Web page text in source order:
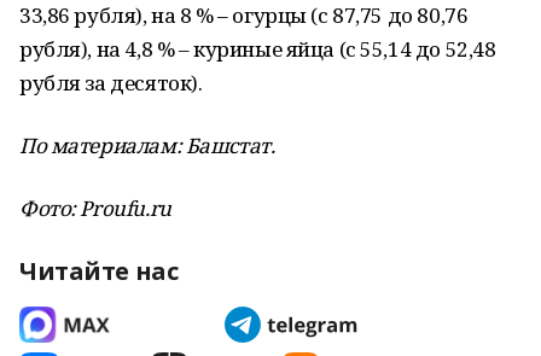
33,86 рубля), на 8 % – огурцы (с 87,75 до 80,76
рубля), на 4,8 % – куриные яйца (с 55,14 до 52,48
рубля за десяток).
По материалам: Башстат.
Фото:Proufu.ru
Читайте нас